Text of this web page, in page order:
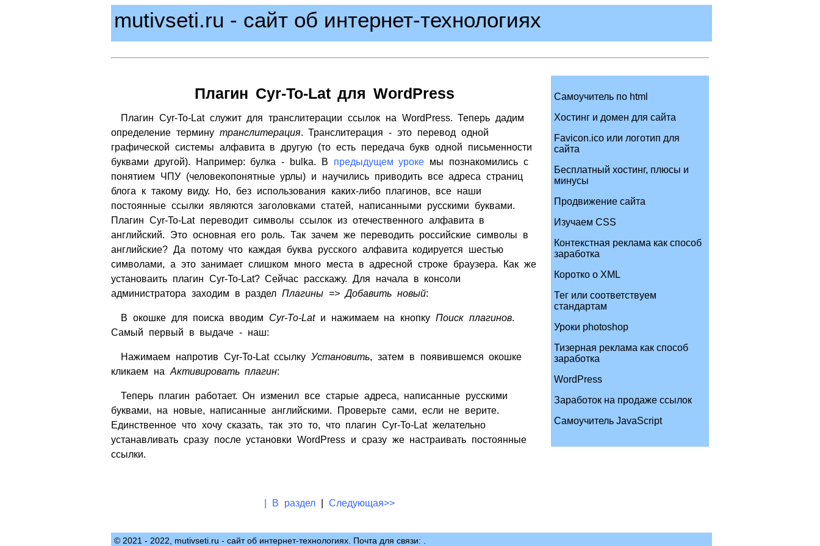
mutivseti.ru - сайт об интернет-технологиях
Плагин Cyr-To-Lat для WordPress
Плагин Cyr-To-Lat служит для транслитерации ссылок на WordPress. Теперь дадим
определение термину транслитерация. Транслитерация - это перевод одной
графической системы алфавита в другую (то есть передача букв одной письменности
буквами другой). Например: булка - bulka. В предыдущем уроке мы познакомились с
понятием ЧПУ (человекопонятные урлы) и научились приводить все адреса страниц
блога к такому виду. Но, без использования каких-либо плагинов, все наши
постоянные ссылки являются заголовками статей, написанными русскими буквами.
Плагин Cyr-To-Lat переводит символы ссылок из отечественного алфавита в
английский. Это основная его роль. Так зачем же переводить российские символы в
английские? Да потому что каждая буква русского алфавита кодируется шестью
символами, а это занимает слишком много места в адресной строке браузера. Как же
установаить плагин Cyr-To-Lat? Сейчас расскажу. Для начала в консоли
администратора заходим в разделПлагины => Добавить новый:
В окошке для поиска вводим Cyr-To-Latи нажимаем на кнопку Поиск плагинов.
Самый первый в выдаче - наш:
Нажимаем напротив Cyr-To-Lat ссылкуУстановить, затем в появившемся окошке
кликаем на Активировать плагин:
Теперь плагин работает. Он изменил все старые адреса, написанные русскими
буквами, на новые, написанные английскими. Проверьте сами, если не верите.
Единственное что хочу сказать, так это то, что плагин Cyr-To-Lat желательно
устанавливать сразу после установки WordPress и сразу же настраивать постоянные
ссылки.
В раздел Следующая>>
Самоучитель по html
Хостинг и домен для сайта
Favicon.ico или логотип для
сайта
Бесплатный хостинг, плюсы и
минусы
Продвижение сайта
Изучаем CSS
Контекстная реклама как способ
заработка
Коротко о XML
Тег или соответствуем
стандартам
Уроки photoshop
Тизерная реклама как способ
заработка
WordPress
Заработок на продаже ссылок
Самоучитель JavaScript
© 2021 - 2022, mutivseti.ru - сайт об интернет-технологиях. Почта для связи: .